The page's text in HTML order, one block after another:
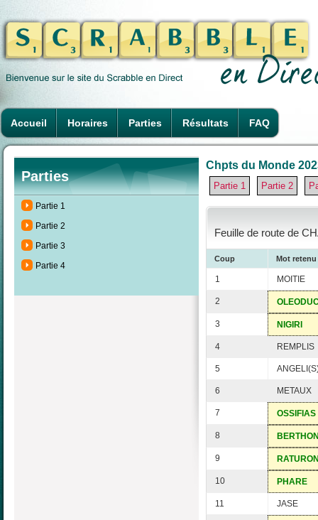
Accueil Horaires Parties Résultats FAQ
Parties
Partie 1
Partie 2
Partie 3
Partie 4
Chpts du Monde
Partie 1 Partie 2
Feuille de route de
Coup Mot retenu
1 MOITIE
2
3 NIGIRI
4 REMPLIS
5
6 METAUX
7 OSSIFIAS
8
9
10 PHARE
11 JASE